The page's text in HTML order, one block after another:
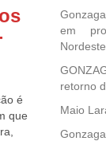
de
do
é
que
em
Nordeste
retorno
Maio